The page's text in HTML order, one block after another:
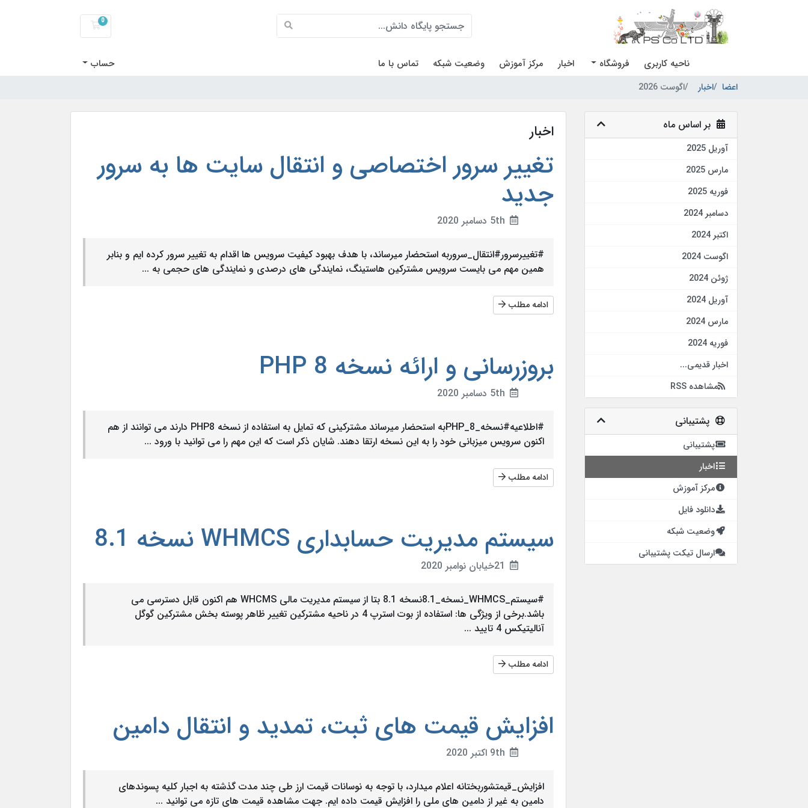
0
ناحیه کاربری فروشگاه اخبار مرکز آموزش وضعیت شبکه تماس با ما حساب
اعضا اخبار اگوست 2026
بر اساس ماه
آوریل 2025
مارس 2025
فوریه 2025
دسامبر 2024
اکتبر 2024
اگوست 2024
ژوئن 2024
آوریل 2024
مارس 2024
فوریه 2024
اخبار قدیمی...
مشاهده RSS
پشتیبانی
پشتیبانی
اخبار
مرکز آموزش
دانلود فایل
وضعیت شبکه
ارسال تیکت پشتیبانی
اخبار
تغییر سرور اختصاصی و انتقال سایت ها به سرور
جدید
#تغییرسرور#انتقال_سروربه استحضار میرساند، با هدف بهبود کیفیت سرویس ها اقدام به تغییر سرور کرده ایم و بنابر
همین مهم می بایست سرویس مشترکین هاستینگ، نمایندگی های درصدی و نمایندگی های حجمی به ...
ادامه مطلب
بروزرسانی و ارائه نسخه PHP 8
#اطلاعیه#نسخه_PHP_8به استحضار میرساند مشترکینی که تمایل به استفاده از نسخه PHP8 دارند می توانند از هم
اکنون سرویس میزبانی خود را به این نسخه ارتقا دهند. شایان ذکر است که این مهم را می توانید با ورود ...
ادامه مطلب
سیستم مدیریت حسابداری WHMCS نسخه 8.1
#سیستم_WHMCS_نسخه_8.1نسخه 8.1 بتا از سیستم مدیریت مالی WHCMS هم اکنون قابل دسترسی می
باشد.برخی از ویژگی ها: استفاده از بوت استرپ 4 در ناحیه مشترکین تغییر ظاهر پوسته بخش مشترکین گوگل
آنالیتیکس 4 تایید ...
ادامه مطلب
افزایش قیمت های ثبت، تمدید و انتقال دامین
افزایش_قیمتشوربختانه اعلام میدارد، با توجه به نوسانات قیمت ارز طی چند مدت گذشته به اجبار کلیه پسوندهای
دامین به غیر از دامین های ملی را افزایش قیمت داده ایم. جهت مشاهده قیمت های تازه می توانید ...